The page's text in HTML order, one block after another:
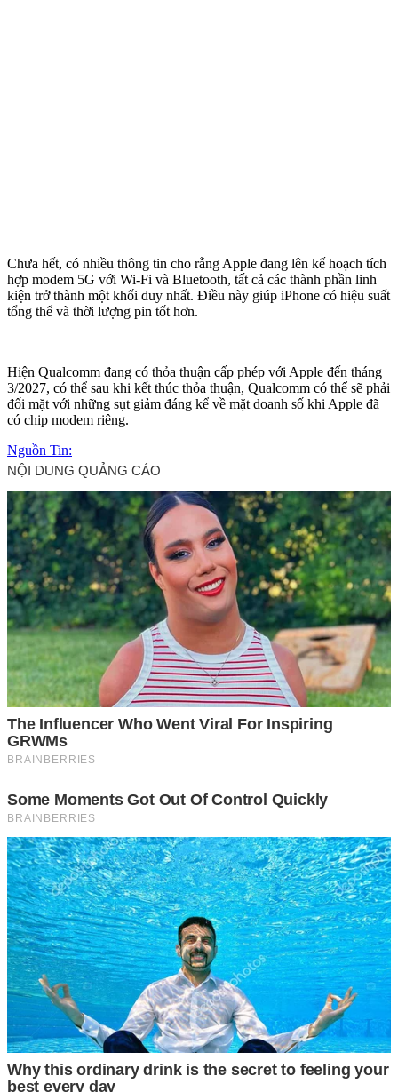
Chưa hết, có nhiều thông tin cho rằng Apple đang lên kế hoạch tích
hợp modem 5G với Wi-Fi và Bluetooth, tất cả các thành phần linh
kiện trở thành một khối duy nhất. Điều này giúp iPhone có hiệu suất
tổng thể và thời lượng pin tốt hơn.
Hiện Qualcomm đang có thỏa thuận cấp phép với Apple đến tháng
3/2027, có thể sau khi kết thúc thỏa thuận, Qualcomm có thể sẽ phải
đối mặt với những sụt giảm đáng kể về mặt doanh số khi Apple đã
có chip modem riêng.
Nguồn Tin: